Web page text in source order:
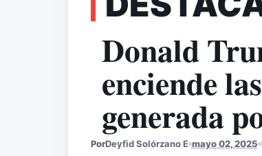
Donald
enciende
generada
PorDeyfid Solórzano E mayo 02, 2025